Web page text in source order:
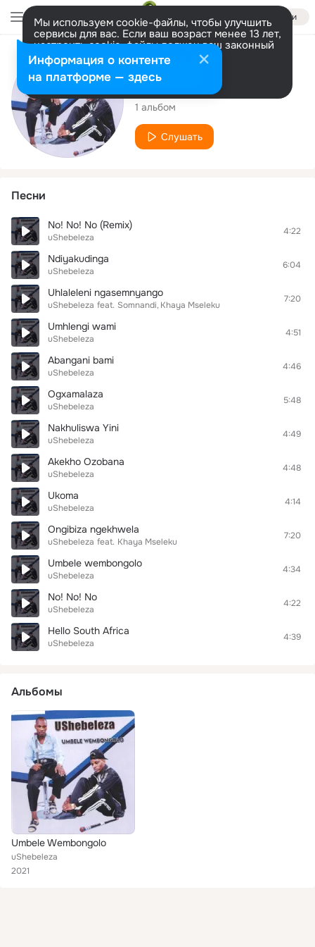
Войти
Мы используем cookie-файлы, чтобы улучшить
сервисы для вас. Если ваш возраст менее 13 лет,
настроить cookie-файлы должен ваш законный
представитель. Больше информации
Разрешить все Настроить
Исполнитель
uShebeleza
1 альбом
Слушать
Песни
No! No! No (Remix)
uShebeleza
4:22
Ndiyakudinga
uShebeleza
6:04
Uhlaleleni ngasemnyango
uShebeleza feat. Somnandi Khaya Mseleku
7:20
Umhlengi wami
uShebeleza
4:51
Abangani bami
uShebeleza
4:46
Ogxamalaza
uShebeleza
5:48
Nakhuliswa Yini
uShebeleza
4:49
Akekho Ozobana
uShebeleza
4:48
Ukoma
uShebeleza
4:14
Ongibiza ngekhwela
uShebeleza feat. Khaya Mseleku
7:20
Umbele wembongolo
uShebeleza
4:34
No! No! No
uShebeleza
4:22
Hello South Africa
uShebeleza
4:39
Альбомы
Umbele Wembongolo
uShebeleza
2021
Информация о контенте
на платформе — здесь